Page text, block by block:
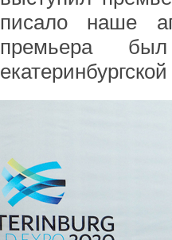
писало наше
премьера